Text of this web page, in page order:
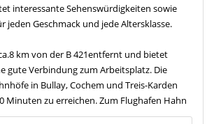
interessante Sehenswürdigkeiten sowie
jeden Geschmack und jede Altersklasse.
km von der B 421entfernt und bietet
gute Verbindung zum Arbeitsplatz. Die
in Bullay, Cochem und Treis-Karden
Minuten zu erreichen. Zum Flughafen Hahn